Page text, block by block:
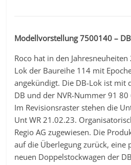
Modellvorstellung 7500140 –
Roco hat in den
Lok der Baureihe 114 mit
angekündigt. Die DB-Lok ist mit
DB und der NVR-Nummer 91
Im Revisionsraster stehen die
Unt WR 21.02.23.
Regio AG zugewiesen. Die
auf die Überlegung zurück, eine
neuen Doppelstockwagen der